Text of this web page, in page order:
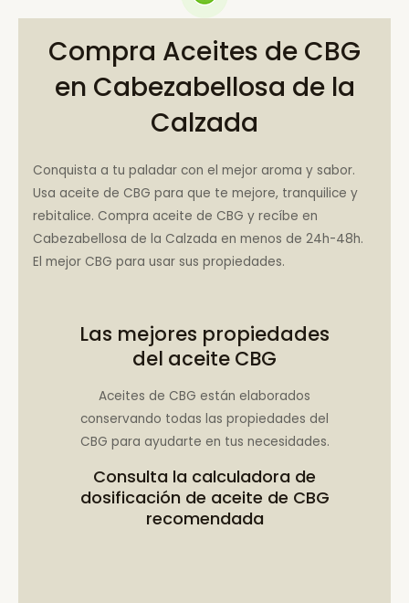
Compra Aceites de CBG
en Cabezabellosa de la
Calzada
Conquista a tu paladar con el mejor aroma y sabor.
Usa aceite de CBG para que te mejore, tranquilice y
rebitalice. Compra aceite de CBG y recíbe en
Cabezabellosa de la Calzada en menos de 24h-48h.
El mejor CBG para usar sus propiedades.
Las mejores propiedades
del aceite CBG
Aceites de CBG están elaborados
conservando todas las propiedades del
CBG para ayudarte en tus necesidades.
Consulta la calculadora de
dosificación de aceite de CBG
recomendada